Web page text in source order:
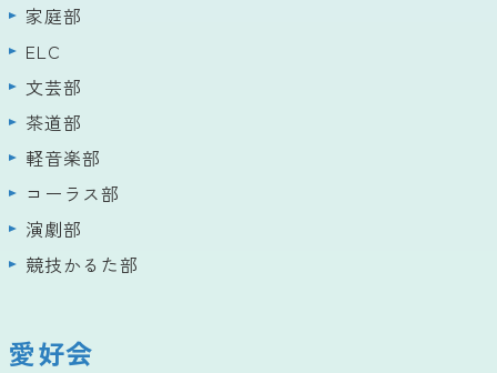
家庭部
ELC
文芸部
茶道部
軽音楽部
コーラス部
演劇部
競技かるた部
愛好会